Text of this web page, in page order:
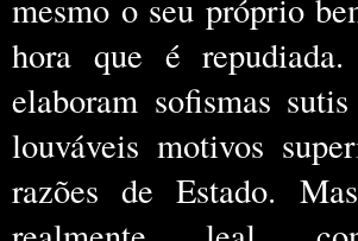
mesmo o seu próprio
hora que é
elaboram sofismas
louváveis motivos
razões de Estado.